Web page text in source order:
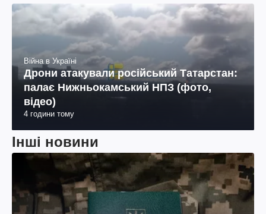
Війна в Україні
Дрони атакували російський Татарстан:
палає Нижньокамський НПЗ (фото,
відео)
4 години тому
Інші новини